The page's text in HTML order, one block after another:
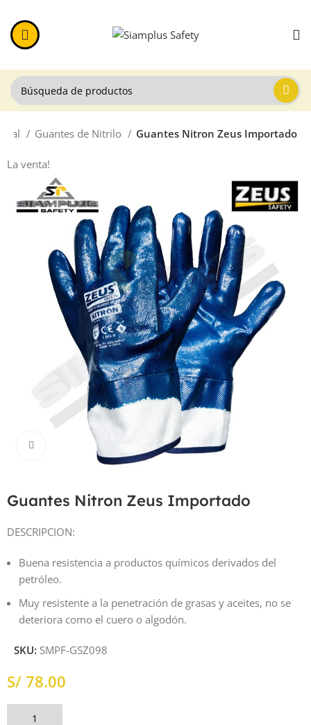
Guantes de Nitrilo Guantes Nitron Zeus Importado
La venta!
Haga Click para agrandar
Guantes Nitron Zeus Importado
DESCRIPCION:
Buena resistencia a productos químicos derivados del
petróleo.
Muy resistente a la penetración de grasas y aceites, no se
deteriora como el cuero o algodón.
SKU: SMPF-GSZ098
S/